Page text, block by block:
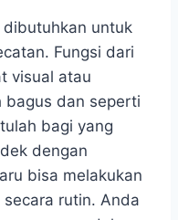
untuk
Fungsi dari
visual atau
bagus dan seperti
bagi yang
dengan
bisa melakukan
rutin. Anda